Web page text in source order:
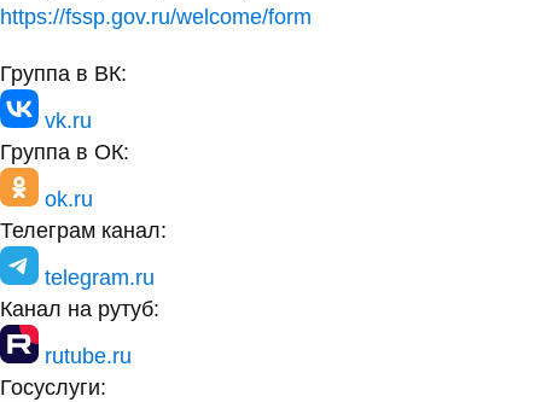
https://fssp.gov.ru/welcome/form
Группа в ВК:
vk.ru
Группа в ОК:
ok.ru
Телеграм канал:
telegram.ru
Канал на рутуб:
rutube.ru
Госуслуги: